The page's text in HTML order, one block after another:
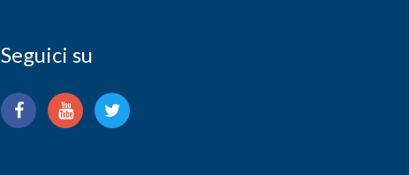
Seguici su